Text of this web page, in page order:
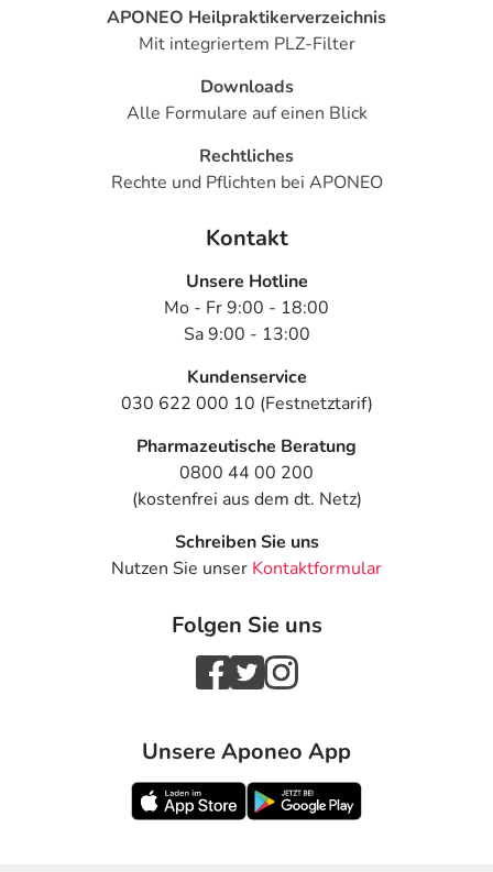
APONEO Heilpraktikerverzeichnis
Mit integriertem PLZ-Filter
Downloads
Alle Formulare auf einen Blick
Rechtliches
Rechte und Pflichten bei APONEO
Kontakt
Unsere Hotline
Mo - Fr 9:00 - 18:00
Sa 9:00 - 13:00
Kundenservice
030 622 000 10 (Festnetztarif)
Pharmazeutische Beratung
0800 44 00 200
(kostenfrei aus dem dt. Netz)
Schreiben Sie uns
Nutzen Sie unser Kontaktformular
Folgen Sie uns
Unsere Aponeo App